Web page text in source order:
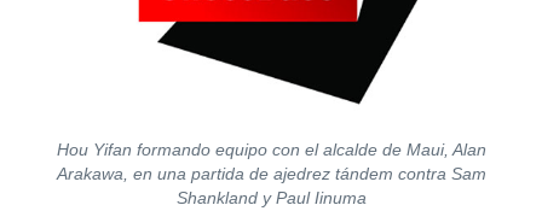
Hou Yifan formando equipo con el alcalde de Maui, Alan
Arakawa, en una partida de ajedrez tándem contra Sam
Shankland y Paul Iinuma